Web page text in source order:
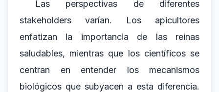
Las perspectivas de diferentes
stakeholders varían. Los apicultores
enfatizan la importancia de las reinas
saludables, mientras que los científicos se
centran en entender los mecanismos
biológicos que subyacen a esta diferencia.